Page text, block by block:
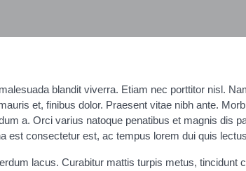
blandit viverra. Etiam nec porttitor nisl.
et, finibus dolor. Praesent vitae nibh ante.
a. Orci varius natoque penatibus et magnis dis
est consectetur est, ac tempus lorem dui quis
lacus. Curabitur mattis turpis metus, tincidunt